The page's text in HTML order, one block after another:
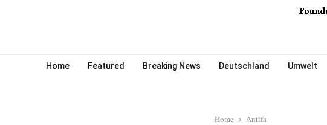
Home Featured Breaking News Deutschland Umwelt
Home Antifa